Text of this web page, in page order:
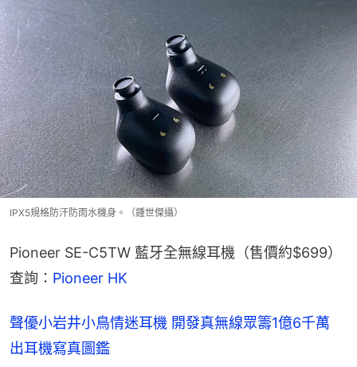
IPX5規格防汗防雨水機身。（鍾世傑攝）
Pioneer SE-C5TW 藍牙全無線耳機（售價約$699）
查詢： Pioneer HK
聲優小岩井小鳥情迷耳機 開發真無線眾籌1億6千萬
出耳機寫真圖鑑